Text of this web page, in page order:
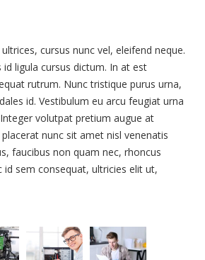
cursus nunc vel, eleifend neque.
ligula cursus dictum. In at est
rutrum. Nunc tristique purus urna,
id. Vestibulum eu arcu feugiat urna
volutpat pretium augue at
nunc sit amet nisl venenatis
faucibus non quam nec, rhoncus
id sem consequat, ultricies elit ut,